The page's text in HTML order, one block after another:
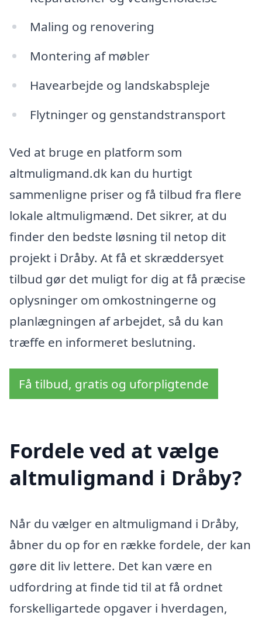
Maling og renovering
Montering af møbler
Havearbejde og landskabspleje
Flytninger og genstandstransport
Ved at bruge en platform som
altmuligmand.dk kan du hurtigt
sammenligne priser og få tilbud fra flere
lokale altmuligmænd. Det sikrer, at du
finder den bedste løsning til netop dit
projekt i Dråby. At få et skræddersyet
tilbud gør det muligt for dig at få præcise
oplysninger om omkostningerne og
planlægningen af arbejdet, så du kan
træffe en informeret beslutning.
Få tilbud, gratis og uforpligtende
Fordele ved at vælge
altmuligmand i Dråby?
Når du vælger en altmuligmand i Dråby,
åbner du op for en række fordele, der kan
gøre dit liv lettere. Det kan være en
udfordring at finde tid til at få ordnet
forskelligartede opgaver i hverdagen,